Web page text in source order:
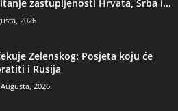
zastupljenosti Hrvata, Srba i...
2026
Zelenskog: Posjeta koju će
i Rusija
2026